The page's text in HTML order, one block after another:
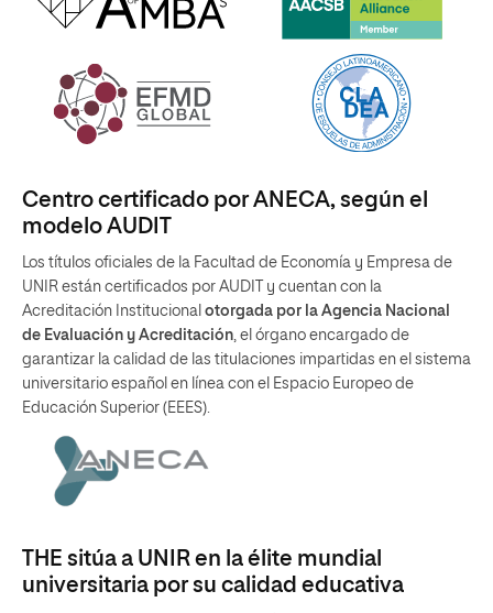
Centro certificado por ANECA, según el
modelo AUDIT
Los títulos oficiales de la Facultad de Economía y Empresa de
UNIR están certificados por AUDIT y cuentan con la
Acreditación Institucional otorgada por la Agencia Nacional
de Evaluación y Acreditación, el órgano encargado de
garantizar la calidad de las titulaciones impartidas en el sistema
universitario español en línea con el Espacio Europeo de
Educación Superior (EEES).
THE sitúa a UNIR en la élite mundial
universitaria por su calidad educativa